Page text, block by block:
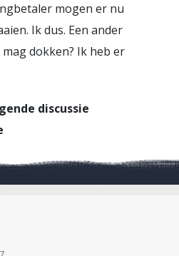
mogen er nu
Ik dus. Een ander
dokken? Ik heb er
discussie